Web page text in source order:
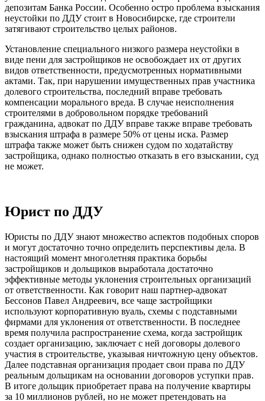
депозитам Банка России. Особенно остро проблема взыскания
неустойки по ДДУ стоит в Новосибирске, где строители
затягивают строительство целых районов.
Установление специального низкого размера неустойки в
виде пени для застройщиков не освобождает их от других
видов ответственности, предусмотренных нормативными
актами. Так, при нарушении имущественных прав участника
долевого строительства, последний вправе требовать
компенсации морального вреда. В случае неисполнения
строителями в добровольном порядке требований
гражданина, адвокат по ДДУ вправе также вправе требовать
взыскания штрафа в размере 50% от цены иска. Размер
штрафа также может быть снижен судом по ходатайству
застройщика, однако полностью отказать в его взыскании, суд
не может.
Юрист по ДДУ
Юристы по ДДУ знают множество аспектов подобных споров
и могут достаточно точно определить перспективы дела. В
настоящий момент многолетняя практика борьбы
застройщиков и дольщиков выработала достаточно
эффективные методы уклонения строительных организаций
от ответственности. Как говорит наш партнер-адвокат
Бессонов Павел Андреевич, все чаще застройщики
используют корпоративную вуаль, схемы с подставными
фирмами для уклонения от ответственности. В последнее
время получила распространение схема, когда застройщик
создает организацию, заключает с ней договоры долевого
участия в строительстве, указывая ничтожную цену объектов.
Далее подставная организация продает свои права по ДДУ
реальным дольщикам на основании договоров уступки прав.
В итоге дольщик приобретает права на получение квартиры
за 10 миллионов рублей, но не может претендовать на